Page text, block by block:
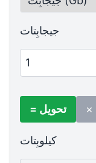
جيجابِتات
= تحويل
كيلوبِتات